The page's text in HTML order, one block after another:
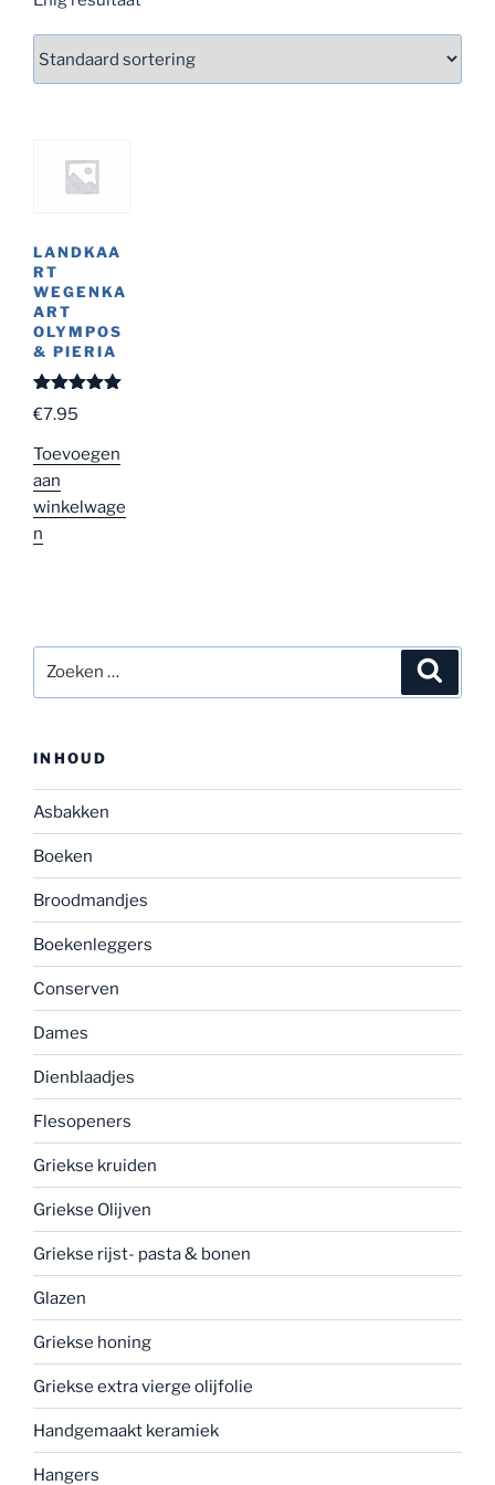
LANDKAA
RT
WEGENKA
ART
OLYMPOS
& PIERIA
Gewaardeer
d 5.00
€7.95
Toevoegen
aan
winkelwage
n
naar:
INHOUD
Asbakken
Boeken
Broodmandjes
Boekenleggers
Conserven
Dames
Dienblaadjes
Flesopeners
Griekse kruiden
Griekse Olijven
Griekse rijst- pasta & bonen
Glazen
Griekse honing
Griekse extra vierge olijfolie
Handgemaakt keramiek
Hangers